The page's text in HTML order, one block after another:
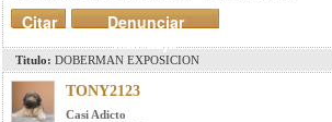
Denunciar
mensaje
Citar
Titulo: DOBERMAN EXPOSICION
TONY2123
Casi Adicto